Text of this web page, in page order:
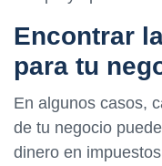
Encontrar
para tu
En algunos casos,
de tu negocio
dinero en